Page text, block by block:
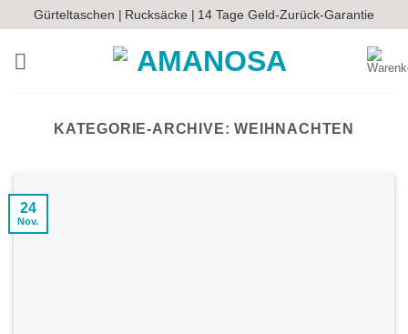
Inhalt
springen
Gürteltaschen | Rucksäcke | 14 Tage Geld-Zurück-Garantie
KATEGORIE-ARCHIVE:WEIHNACHTEN
24
Nov.